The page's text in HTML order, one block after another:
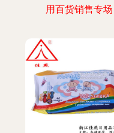
用百货销售专场